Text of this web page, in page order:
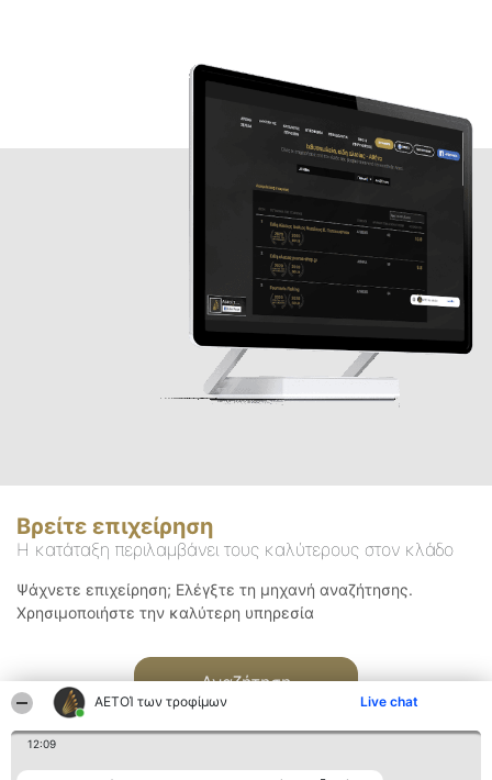
ΑΕΤΟΊ των τροφίμων Live chat
12:09
Βρείτε επιχείρηση
Η κατάταξη περιλαμβάνει τους καλύτερους στον κλάδο
Ψάχνετε επιχείρηση; Ελέγξτε τη μηχανή αναζήτησης.
Χρησιμοποιήστε την καλύτερη υπηρεσία
Αναζήτηση